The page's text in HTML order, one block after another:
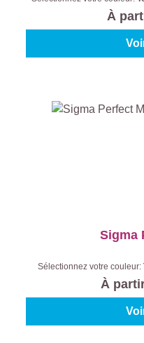
À
Sigma
Sélectionnez votre couleur:
À